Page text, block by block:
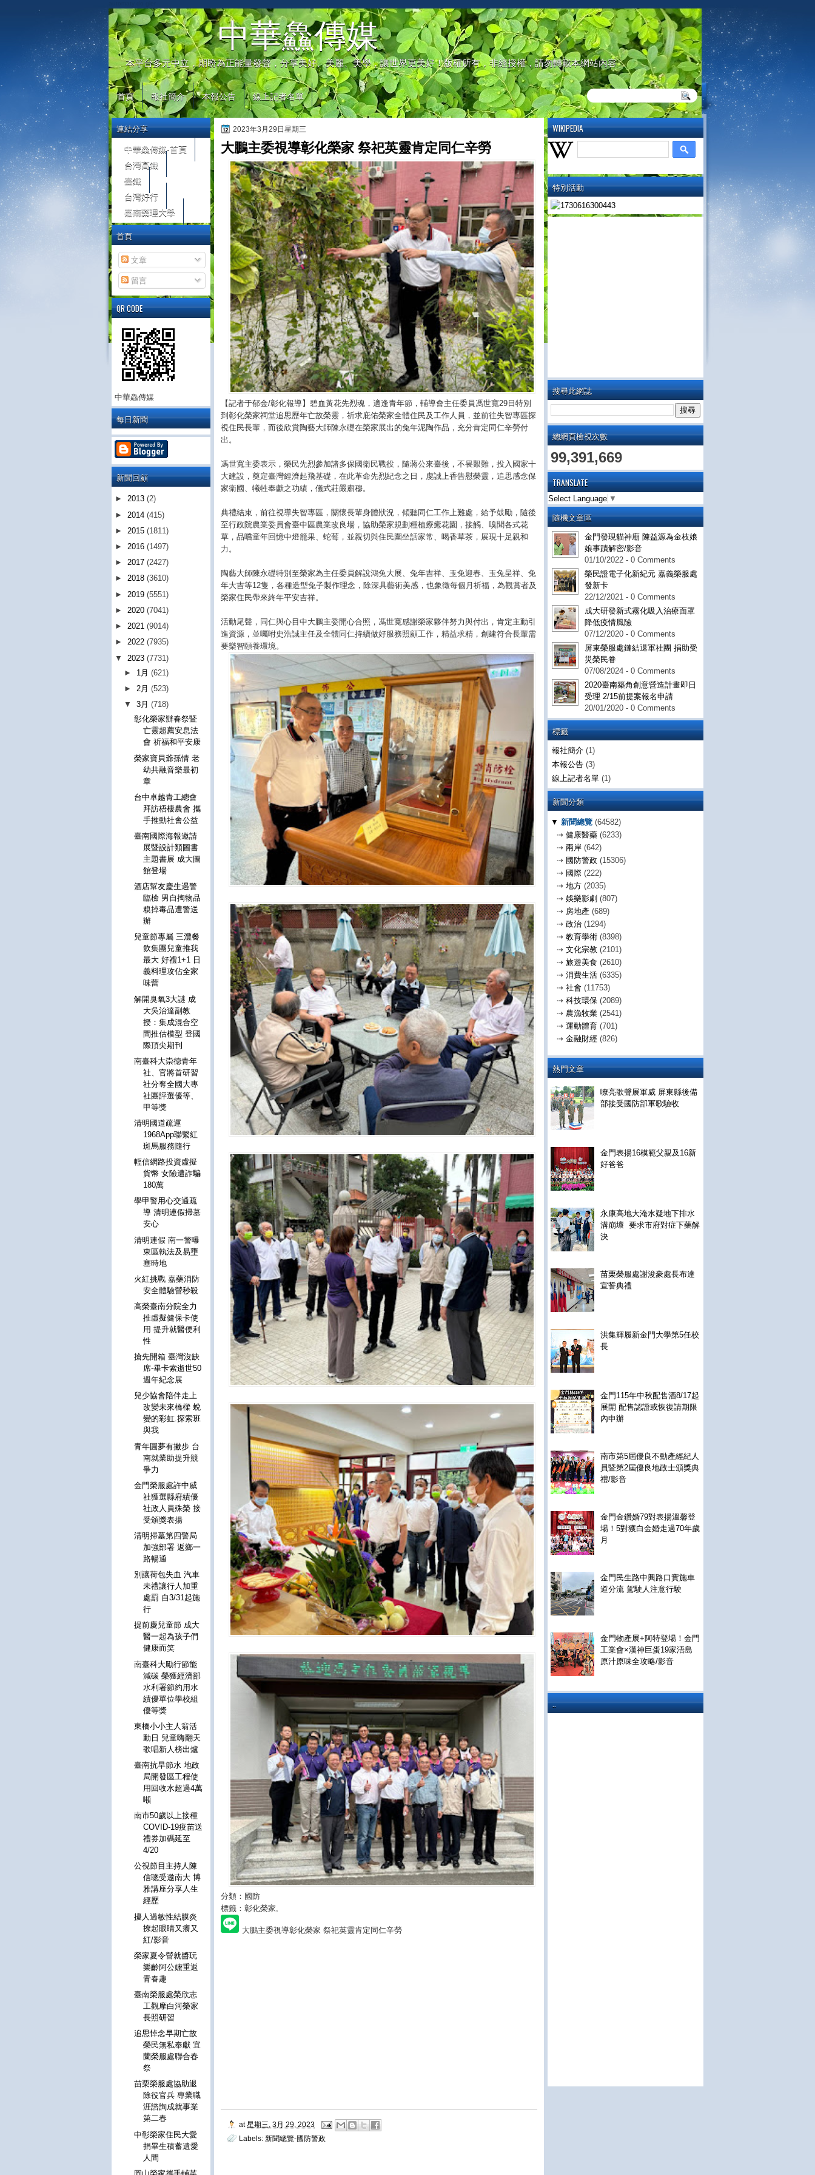
中華鱻傳媒
本平台多元中立，期盼為正能量發聲，分享美好、美麗、美學，讓世界更美好！版權所有，非經授權，請勿轉載本網站內容
首頁 報社簡介 本報公告 線上記者名單
WIKIPEDIA
特別活動
搜尋此網誌
總網頁檢視次數
99,391,669
TRANSLATE
Select Language ▼
隨機文章區
金門發現貓神廟 陳益源為金枝娘
娘事蹟解密/影音
01/10/2022 - 0 Comments
榮民證電子化新紀元 嘉義榮服處
發新卡
22/12/2021 - 0 Comments
成大研發新式霧化吸入治療面罩
降低疫情風險
07/12/2020 - 0 Comments
屏東榮服處鏈結退軍社團 捐助受
災榮民眷
07/08/2024 - 0 Comments
2020臺南築角創意營造計畫即日
受理 2/15前提案報名申請
20/01/2020 - 0 Comments
標籤
報社簡介 (1)
本報公告 (3)
線上記者名單 (1)
新聞分類
▼ 新聞總覽 (64582)
⇢ 健康醫藥 (6233)
⇢ 兩岸 (642)
⇢ 國防警政 (15306)
⇢ 國際 (222)
⇢ 地方 (2035)
⇢ 娛樂影劇 (807)
⇢ 房地產 (689)
⇢ 政治 (1294)
⇢ 教育學術 (8398)
⇢ 文化宗教 (2101)
⇢ 旅遊美食 (2610)
⇢ 消費生活 (6335)
⇢ 社會 (11753)
⇢ 科技環保 (2089)
⇢ 農漁牧業 (2541)
⇢ 運動體育 (701)
⇢ 金融財經 (826)
熱門文章
嘹亮歌聲展軍威 屏東縣後備
部接受國防部軍歌驗收
金門表揚16模範父親及16新
好爸爸
永康高地大淹水疑地下排水
溝崩壞 要求市府對症下藥解
決
苗栗榮服處謝浚豪處長布達
宣誓典禮
洪集輝履新金門大學第5任校
長
金門115年中秋配售酒8/17起
展開 配售認證或恢復請期限
內申辦
南市第5屆優良不動產經紀人
員暨第2屆優良地政士頒獎典
禮/影音
金門金鑽婚79對表揚溫馨登
場！5對獲白金婚走過70年歲
月
金門民生路中興路口實施車
道分流 駕駛人注意行駛
金門物產展+阿特登場！金門
工業會×漢神巨蛋19家浯島
原汁原味全攻略/影音
..
2023年3月29日星期三
大鵬主委視導彰化榮家 祭祀英靈肯定同仁辛勞
【記者于郁金/彰化報導】碧血黃花先烈魂，適逢青年節，輔導會主任委員馮世寬29日特別
到彰化榮家祠堂追思歷年亡故榮靈，祈求庇佑榮家全體住民及工作人員，並前往失智專區探
視住民長輩，而後欣賞陶藝大師陳永礎在榮家展出的兔年泥陶作品，充分肯定同仁辛勞付
出。
馮世寬主委表示，榮民先烈參加諸多保國衛民戰役，隨蔣公來臺後，不畏艱難，投入國家十
大建設，奠定臺灣經濟起飛基礎，在此革命先烈紀念之日，虔誠上香告慰榮靈，追思感念保
家衛國、犧牲奉獻之功績，儀式莊嚴肅穆。
典禮結束，前往視導失智專區，關懷長輩身體狀況，傾聽同仁工作上難處，給予鼓勵，隨後
至行政院農業委員會臺中區農業改良場，協助榮家規劃種植療癒花園，接觸、嗅聞各式花
草，品嚐童年回憶中燈籠果、蛇莓，並親切與住民圍坐話家常、喝香草茶，展現十足親和
力。
陶藝大師陳永礎特別至榮家為主任委員解說鴻兔大展、兔年吉祥、玉兔迎春、玉兔呈祥、兔
年大吉等12隻，各種造型兔子製作理念，除深具藝術美感，也象徵每個月祈福，為觀賞者及
榮家住民帶來終年平安吉祥。
活動尾聲，同仁與心目中大鵬主委開心合照，馮世寬感謝榮家夥伴努力與付出，肯定主動引
進資源，並囑咐史浩誠主任及全體同仁持續做好服務照顧工作，精益求精，創建符合長輩需
要樂智頤養環境。
分類：國防
標籤：彰化榮家
大鵬主委視導彰化榮家 祭祀英靈肯定同仁辛勞
at 星期三, 3月 29, 2023
Labels: 新聞總覽-國防警政
連結分享
中華鱻傳媒-首頁
台灣高鐵
臺鐵
台灣好行
嘉南藥理大學
首頁
文章
留言
QR CODE
中華鱻傳媒
每日新聞
新聞回顧
► 2013 (2)
► 2014 (415)
► 2015 (1811)
► 2016 (1497)
► 2017 (2427)
► 2018 (3610)
► 2019 (5551)
► 2020 (7041)
► 2021 (9014)
► 2022 (7935)
▼ 2023 (7731)
► 1月(621)
► 2月(523)
▼3月(718)
彰化榮家辦春祭暨
亡靈超薦安息法
會 祈福和平安康
榮家寶貝爺孫情 老
幼共融音樂最初
章
台中卓越青工總會
拜訪梧棲農會 攜
手推動社會公益
臺南國際海報邀請
展暨設計類圖書
主題書展 成大圖
館登場
酒店幫友慶生遇警
臨檢 男自掏物品
糗掉毒品遭警送
辦
兒童節專屬 三澧餐
飲集團兒童推我
最大 好禮1+1 日
義料理攻佔全家
味蕾
解開臭氧3大謎 成
大吳治達副教
授：集成混合空
間推估模型 登國
際頂尖期刊
南臺科大崇德青年
社、官將首研習
社分奪全國大專
社團評選優等、
甲等獎
清明國道疏運
1968App聯繫紅
斑馬服務隨行
輕信網路投資虛擬
貨幣 女險遭詐騙
180萬
學甲警用心交通疏
導 清明連假掃墓
安心
清明連假 南一警曝
東區執法及易壅
塞時地
火紅挑戰 嘉藥消防
安全體驗營秒殺
高榮臺南分院全力
推虛擬健保卡使
用 提升就醫便利
性
搶先開箱 臺灣沒缺
席-畢卡索逝世50
週年紀念展
兒少協會陪伴走上
改變未來橋樑 蛻
變的彩虹.探索班
與我
青年圓夢有撇步 台
南就業助提升競
爭力
金門榮服處許中威
社獲選縣府績優
社政人員殊榮 接
受頒獎表揚
清明掃墓第四警局
加強部署 返鄉一
路暢通
別讓荷包失血 汽車
未禮讓行人加重
處罰 自3/31起施
行
提前慶兒童節 成大
醫一起為孩子們
健康而笑
南臺科大勵行節能
減碳 榮獲經濟部
水利署節約用水
績優單位學校組
優等獎
東橋小小主人翁活
動日 兒童嗨翻天
歌唱新人榜出爐
臺南抗旱節水 地政
局開發區工程使
用回收水超過4萬
噸
南市50歲以上接種
COVID-19疫苗送
禮券加碼延至
4/20
公視節目主持人陳
信聰受邀南大 博
雅講座分享人生
經歷
擾人過敏性結膜炎
撩起眼睛又癢又
紅/影音
榮家夏令營就醬玩
樂齡阿公嬤重返
青春趣
臺南榮服處榮欣志
工觀摩白河榮家
長照研習
追思悼念早期亡故
榮民無私奉獻 宜
蘭榮服處聯合春
祭
苗栗榮服處協助退
除役官兵 專業職
涯諮詢成就事業
第二春
中彰榮家住民大愛
捐畢生積蓄遺愛
人間